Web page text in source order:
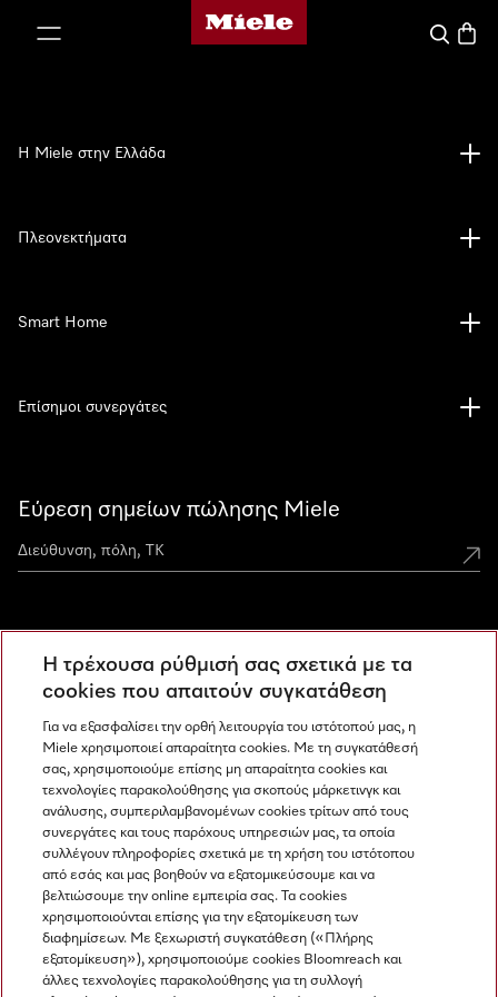
Αρχική σελίδα της Miele
Εύρεση σημείων πώλησης Miele
Ανακαλύψτε τα Miele Experience Center
Newsletter
Η Miele στην Ελλάδα
Πλεονεκτήματα
Smart Home
Επίσημοι συνεργάτες
Miele στο Instagram
Miele στο Facebook
Miele στο Youtube
Η τρέχουσα ρύθμισή σας σχετικά με τα
cookies που απαιτούν συγκατάθεση
Για να εξασφαλίσει την ορθή λειτουργία του ιστότοπού μας, η
Miele χρησιμοποιεί απαραίτητα cookies. Με τη συγκατάθεσή
σας, χρησιμοποιούμε επίσης μη απαραίτητα cookies και
τεχνολογίες παρακολούθησης για σκοπούς μάρκετινγκ και
ανάλυσης, συμπεριλαμβανομένων cookies τρίτων από τους
συνεργάτες και τους παρόχους υπηρεσιών μας, τα οποία
συλλέγουν πληροφορίες σχετικά με τη χρήση του ιστότοπου
από εσάς και μας βοηθούν να εξατομικεύσουμε και να
βελτιώσουμε την online εμπειρία σας. Τα cookies
χρησιμοποιούνται επίσης για την εξατομίκευση των
διαφημίσεων. Με ξεχωριστή συγκατάθεση («Πλήρης
εξατομίκευση»), χρησιμοποιούμε cookies Bloomreach και
άλλες τεχνολογίες παρακολούθησης για τη συλλογή